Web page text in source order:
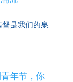
是我们的泉